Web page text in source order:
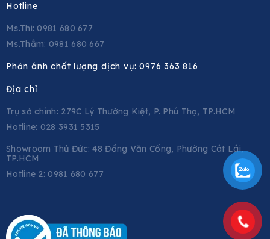
Hotline
Ms.Thi: 0981 680 677
Ms.Thắm: 0981 680 667
Phản ánh chất lượng dịch vụ:0976 363 816
Địa chỉ
Trụ sở chính: 279C Lý Thường Kiệt, P. Phú Thọ, TP.HCM
Hotline: 028 3931 5315
Showroom Thủ Đức: 48 Đồng Văn Cống, Phường Cát Lái,
TP.HCM
Hotline 2:0981 680 677